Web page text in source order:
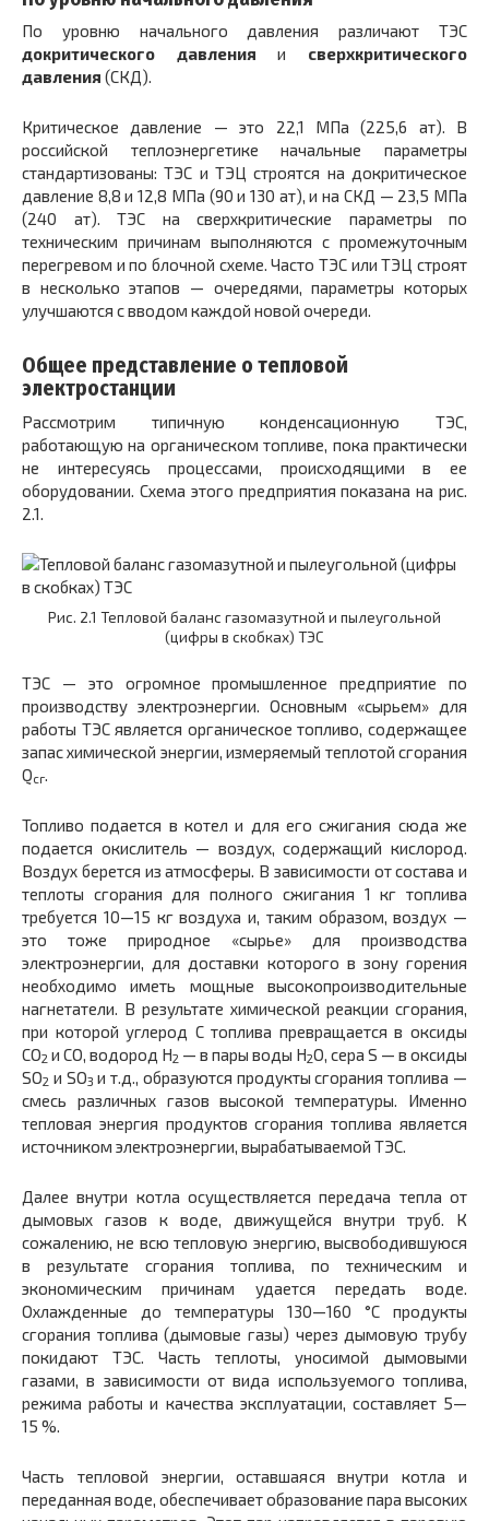
По уровню начального давления различают ТЭС
докритического давленияи сверхкритического
давления (СКД).
Критическое давление — это 22,1 МПа (225,6 ат). В
российской теплоэнергетике начальные параметры
стандартизованы: ТЭС и ТЭЦ строятся на докритическое
давление 8,8 и 12,8 МПа (90 и 130 ат), и на СКД — 23,5 МПа
(240 ат). ТЭС на сверхкритические параметры по
техническим причинам выполняются с промежуточным
перегревом и по блочной схеме. Часто ТЭС или ТЭЦ строят
в несколько этапов — очередями, параметры которых
улучшаются с вводом каждой новой очереди.
Общее представление о тепловой
электростанции
Рассмотрим типичную конденсационную ТЭС,
работающую на органическом топливе, пока практически
не интересуясь процессами, происходящими в ее
оборудовании. Схема этого предприятия показана на рис.
2.1.
Рис. 2.1 Тепловой баланс газомазутной и пылеугольной
(цифры в скобках) ТЭС
ТЭС — это огромное промышленное предприятие по
производству электроэнергии. Основным «сырьем» для
работы ТЭС является органическое топливо, содержащее
запас химической энергии, измеряемый теплотой сгорания
Qсг
Топливо подается в котел и для его сжигания сюда же
подается окислитель — воздух, содержащий кислород.
Воздух берется из атмосферы. В зависимости от состава и
теплоты сгорания для полного сжигания 1 кг топлива
требуется 10—15 кг воздуха и, таким образом, воздух —
это тоже природное «сырье» для производства
электроэнергии, для доставки которого в зону горения
необходимо иметь мощные высокопроизводительные
нагнетатели. В результате химической реакции сгорания,
при которой углерод С топлива превращается в оксиды
СО2 и СО, водород Н2 — в пары воды Н2О, сера S — в оксиды
SO2 и SO3 и т.д., образуются продукты сгорания топлива —
смесь различных газов высокой температуры. Именно
тепловая энергия продуктов сгорания топлива является
источником электроэнергии, вырабатываемой ТЭС.
Далее внутри котла осуществляется передача тепла от
дымовых газов к воде, движущейся внутри труб. К
сожалению, не всю тепловую энергию, высвободившуюся
в результате сгорания топлива, по техническим и
экономическим причинам удается передать воде.
Охлажденные до температуры 130—160 °С продукты
сгорания топлива (дымовые газы) через дымовую трубу
покидают ТЭС. Часть теплоты, уносимой дымовыми
газами, в зависимости от вида используемого топлива,
режима работы и качества эксплуатации, составляет 5—
15 %.
Часть тепловой энергии, оставшаяся внутри котла и
переданная воде, обеспечивает образование пара высоких